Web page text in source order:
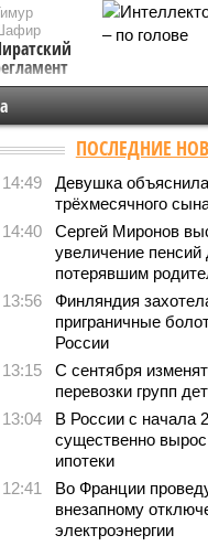
ПОСЛЕДНИЕ
14:49
Девушка
трёхмесячного
14:40
Сергей Миронов
увеличение пенсий
потерявшим
13:56
Финляндия
приграничные
России
13:15
С сентября
перевозки групп
13:04
В России с начала
существенно
ипотеки
12:41
Во Франции
внезапному
электроэнергии